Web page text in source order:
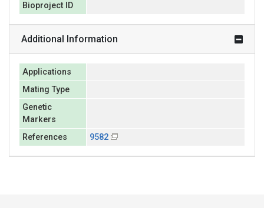
Bioproject ID
Additional Information
Applications
Mating Type
Genetic
Markers
References
9582